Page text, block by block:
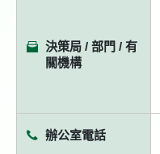
決策局 / 部門 / 有
關機構
辦公室電話